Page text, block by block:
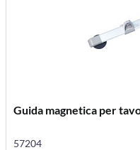
Guida magnetica per
57204